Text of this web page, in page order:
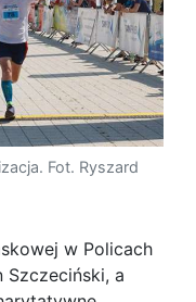
Fot. Ryszard
w Policach
a